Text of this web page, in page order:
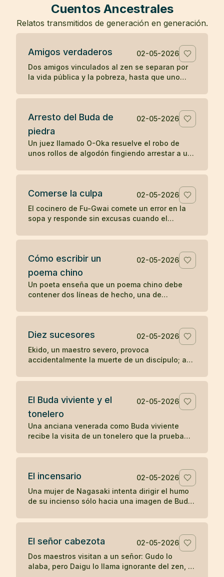
Cuentos Ancestrales
Relatos transmitidos de generación en generación.
Amigos verdaderos
02-05-2026
Dos amigos vinculados al zen se separan por
la vida pública y la pobreza, hasta que uno
cuerpo con gratitud.
Arresto del Buda de
piedra
02-05-2026
Un juez llamado O-Oka resuelve el robo de
unos rollos de algodón fingiendo arrestar a un
práctica puede revelar lo oculto.
Comerse la culpa
02-05-2026
El cocinero de Fu-Gwai comete un error en la
sopa y responde sin excusas cuando el
Cómo escribir un
poema chino
02-05-2026
Un poeta enseña que un poema chino debe
contener dos líneas de hecho, una de
escena mínima que revela algo entero.
Diez sucesores
02-05-2026
Ekido, un maestro severo, provoca
accidentalmente la muerte de un discípulo; aun
sucesores iluminados.
El Buda viviente y el
tonelero
02-05-2026
Una anciana venerada como Buda viviente
recibe la visita de un tonelero que la prueba
fama sostiene el contacto real.
El incensario
02-05-2026
Una mujer de Nagasaki intenta dirigir el humo
de su incienso sólo hacia una imagen de Buda,
manchando aquello que veneraba.
El señor cabezota
02-05-2026
Dos maestros visitan a un señor: Gudo lo
alaba, pero Daigu lo llama ignorante del zen, y